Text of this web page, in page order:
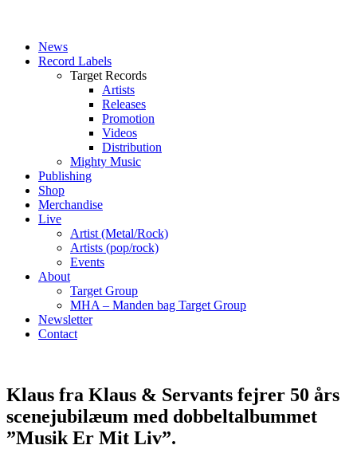
News
Record Labels
Target Records
Artists
Releases
Promotion
Videos
Distribution
Mighty Music
Publishing
Shop
Merchandise
Live
Artist (Metal/Rock)
Artists (pop/rock)
Events
About
Target Group
MHA – Manden bag Target Group
Newsletter
Contact
Klaus fra Klaus & Servants fejrer 50 års
scenejubilæum med dobbeltalbummet
”Musik Er Mit Liv”.